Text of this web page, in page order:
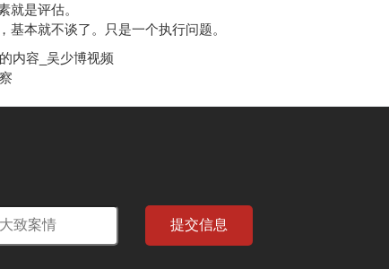
就是评估。
本就不谈了。只是一个执行问题。
内容_吴少博视频
提交信息